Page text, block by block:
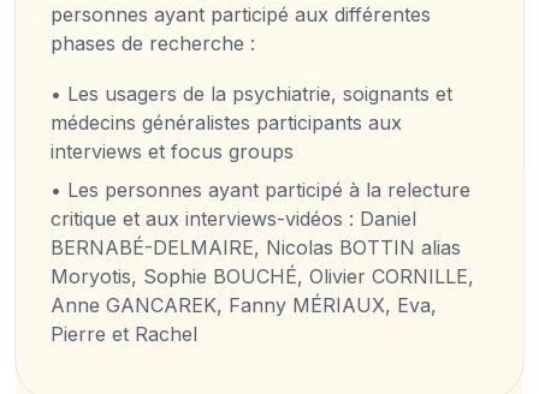
personnes ayant participé aux différentes
phases de recherche :
• Les usagers de la psychiatrie, soignants et
médecins généralistes participants aux
interviews et focus groups
• Les personnes ayant participé à la relecture
critique et aux interviews-vidéos : Daniel
BERNABÉ-DELMAIRE, Nicolas BOTTIN alias
Moryotis, Sophie BOUCHÉ, Olivier CORNILLE,
Anne GANCAREK, Fanny MÉRIAUX, Eva,
Pierre et Rachel